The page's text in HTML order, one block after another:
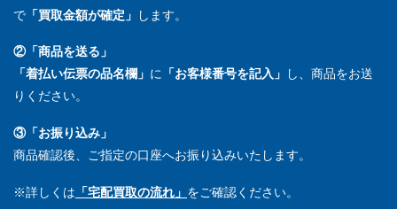
で 「買取金額が確定」 します。
②「商品を送る」
「着払い伝票の品名欄」 に 「お客様番号を記入」
し、商品をお送
りください。
③「お振り込み」
商品確認後、ご指定の口座へお振り込みいたします。
※詳しくは 「宅配買取の流れ」 をご確認ください。